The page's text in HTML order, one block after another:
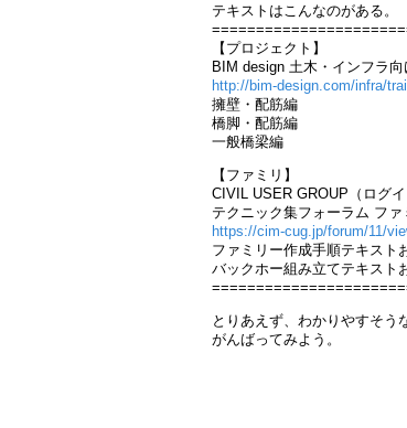
テキストはこんなのがある。
【プロジェクト】
BIM design 土木・インフラ向
http://bim-design.com/infra/
擁壁・配筋編
橋脚・配筋編
一般橋梁編
【ファミリ】
CIVIL USER GROUP（ログ
テクニック集フォーラム フ
https://cim-cug.jp/forum/11/
ファミリー作成手順テキスト
バックホー組み立てテキスト
とりあえず、わかりやすそう
がんばってみよう。